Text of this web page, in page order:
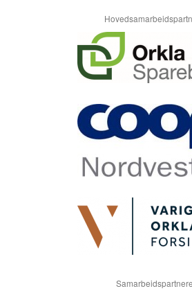
Samarbeidspartnere